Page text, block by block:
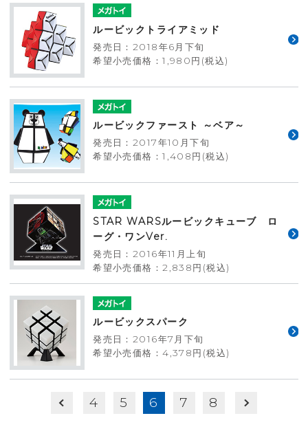
ルービックトライアミッド
発売日：2018年6月下旬
希望小売価格：1,980円(税込)
ルービックファースト ～ベア～
発売日：2017年10月下旬
希望小売価格：1,408円(税込)
STAR WARSルービックキューブ ロ
ーグ・ワンVer.
発売日：2016年11月上旬
希望小売価格：2,838円(税込)
ルービックスパーク
発売日：2016年7月下旬
希望小売価格：4,378円(税込)
4 5 6 7 8